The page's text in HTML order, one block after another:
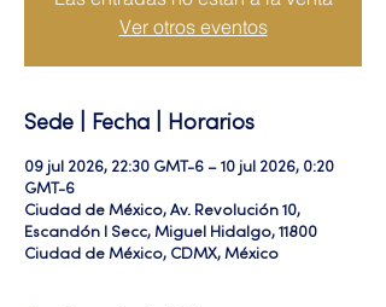
Ver otros eventos
Sede | Fecha | Horarios
09 jul 2026, 22:30 GMT-6 – 10 jul 2026, 0:20
GMT-6
Ciudad de México, Av. Revolución 10,
Escandón I Secc, Miguel Hidalgo, 11800
Ciudad de México, CDMX, México